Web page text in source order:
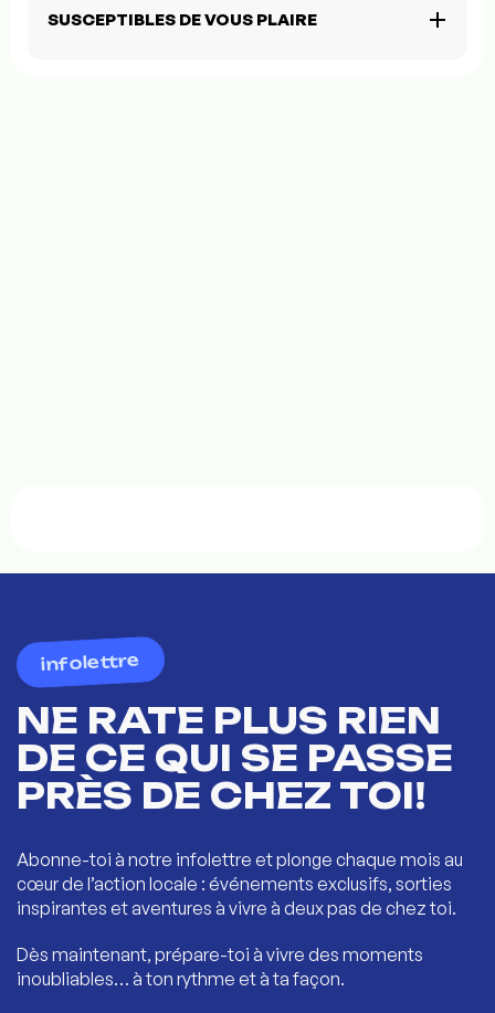
SUSCEPTIBLES DE VOUS PLAIRE
infolettre
NE RATE PLUS RIEN
DE CE QUI SE PASSE
PRÈS DE CHEZ TOI!
Abonne-toi à notre infolettre et plonge chaque mois au
cœur de l’action locale : événements exclusifs, sorties
inspirantes et aventures à vivre à deux pas de chez toi.
Dès maintenant, prépare-toi à vivre des moments
inoubliables… à ton rythme et à ta façon.